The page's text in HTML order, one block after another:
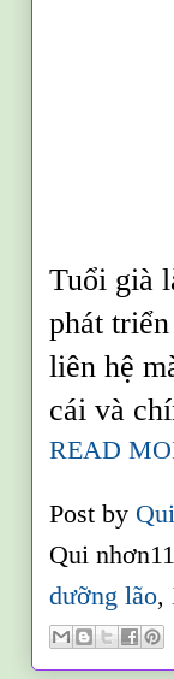
Tuổi già
phát
liên hệ
cái và
READ
Post by
Qui
dưỡng lão,